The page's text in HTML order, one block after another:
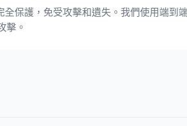
保護，免受攻擊和遺失。我們使用端到
擊。